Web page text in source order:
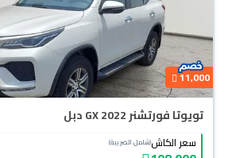
11,000
تويوتا فورتشنر GX 2022 دبل
سعر الكاش(شامل الضريبة)